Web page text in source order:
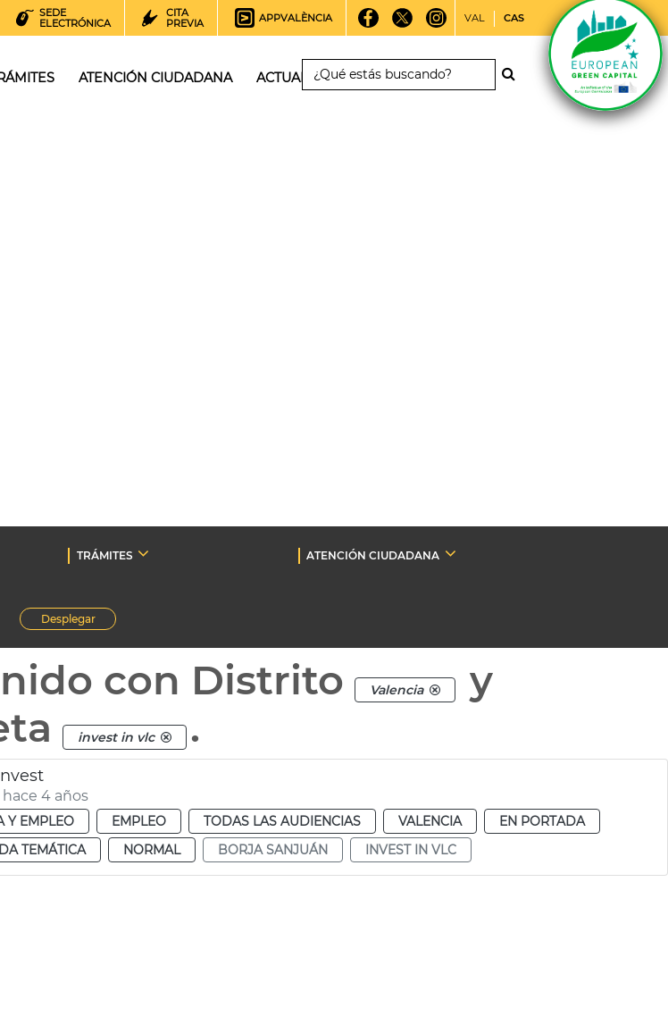
SEDE
ELECTRÓNICA
CITA
PREVIA
APPVALÈNCIA VAL CAS
ATENCIÓN CIUDADANA ACTUALIDAD
TRÁMITES
ATENCIÓN CIUDADANA
Desplegar
con Distrito Valencia
y
invest in vlc .
4 años
Y EMPLEO EMPLEO TODAS LAS AUDIENCIAS VALENCIA
EN PORTADA
TEMÁTICA
NORMAL BORJA SANJUÁN INVEST IN VLC